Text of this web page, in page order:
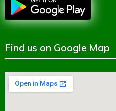
Find us on Google Map